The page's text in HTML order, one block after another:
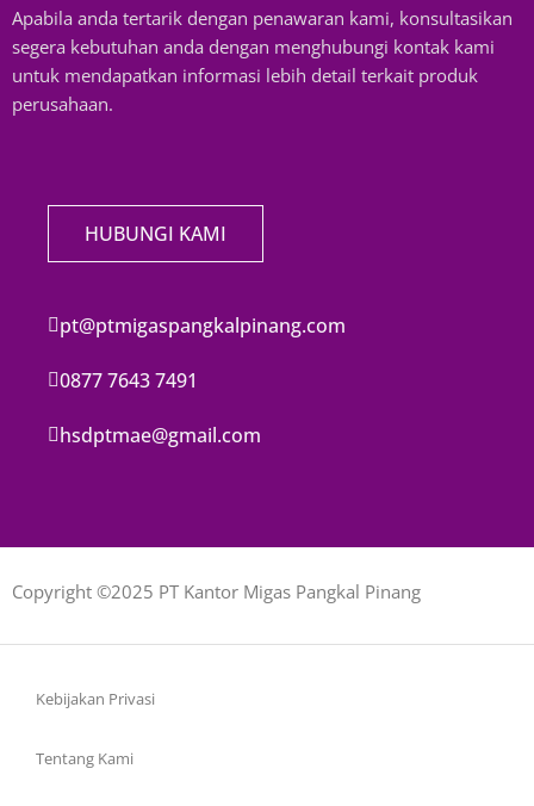
Apabila anda tertarik dengan penawaran kami, konsultasikan
segera kebutuhan anda dengan menghubungi kontak kami
untuk mendapatkan informasi lebih detail terkait produk
perusahaan.
HUBUNGI KAMI
pt@ptmigaspangkalpinang.com
0877 7643 7491
hsdptmae@gmail.com
Copyright ©2025 PT Kantor Migas Pangkal Pinang
Kebijakan Privasi
Tentang Kami